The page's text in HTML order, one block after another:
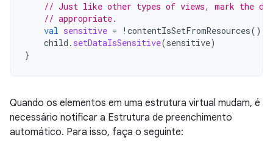
// Just like other types of views, mark the
// appropriate.
val sensitive = ! contentIsSetFromResources()
child . setDataIsSensitive(sensitive)
}
Quando os elementos em uma estrutura virtual mudam, é
necessário notificar a Estrutura de preenchimento
automático. Para isso, faça o seguinte: